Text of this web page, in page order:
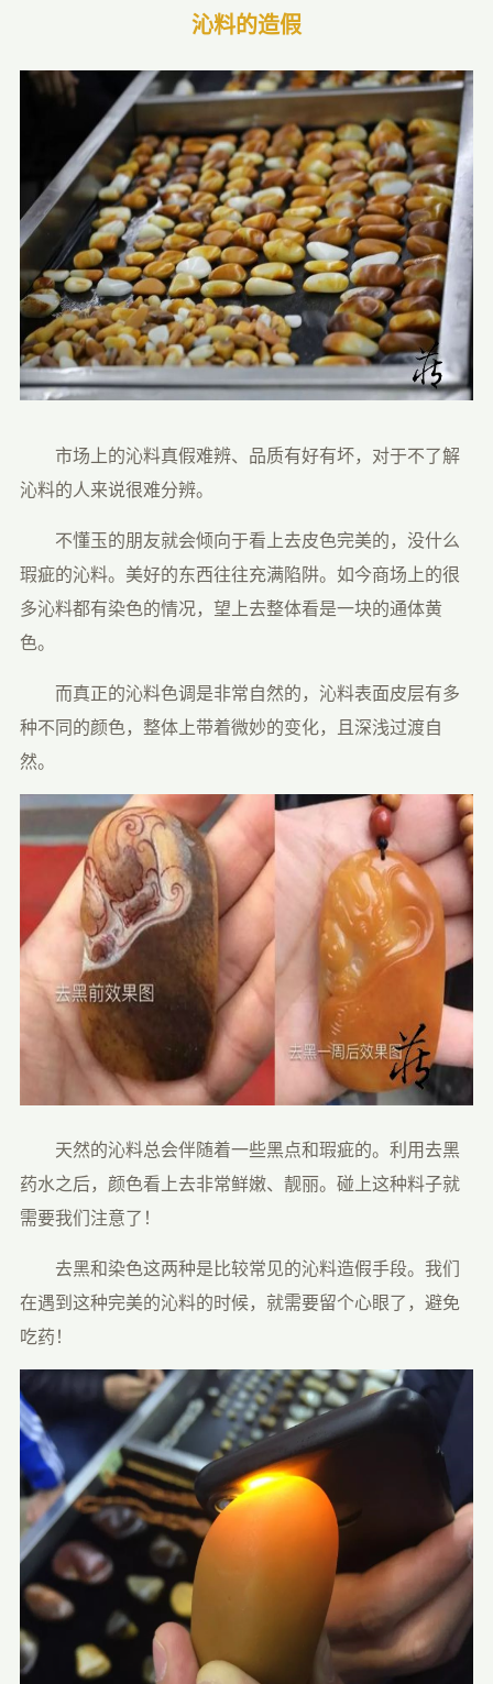
沁料的造假
市场上的沁料真假难辨、品质有好有坏，对于不了解
沁料的人来说很难分辨。
不懂玉的朋友就会倾向于看上去皮色完美的，没什么
瑕疵的沁料。美好的东西往往充满陷阱。如今商场上的很
多沁料都有染色的情况，望上去整体看是一块的通体黄
色。
而真正的沁料色调是非常自然的，沁料表面皮层有多
种不同的颜色，整体上带着微妙的变化，且深浅过渡自
然。
天然的沁料总会伴随着一些黑点和瑕疵的。利用去黑
药水之后，颜色看上去非常鲜嫩、靓丽。碰上这种料子就
需要我们注意了！
去黑和染色这两种是比较常见的沁料造假手段。我们
在遇到这种完美的沁料的时候，就需要留个心眼了，避免
吃药！